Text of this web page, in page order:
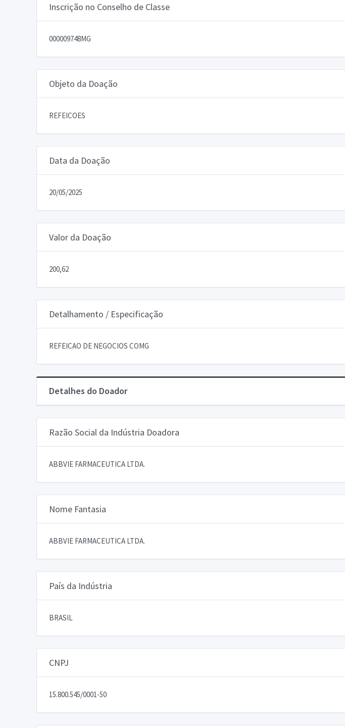
Inscrição no Conselho de Classe
000009748MG
Objeto da Doação
REFEICOES
Data da Doação
20/05/2025
Valor da Doação
200,62
Detalhamento / Especificação
REFEICAO DE NEGOCIOS COMG
Detalhes do Doador
Razão Social da Indústria Doadora
ABBVIE FARMACEUTICA LTDA.
Nome Fantasia
ABBVIE FARMACEUTICA LTDA.
País da Indústria
BRASIL
CNPJ
15.800.545/0001-50